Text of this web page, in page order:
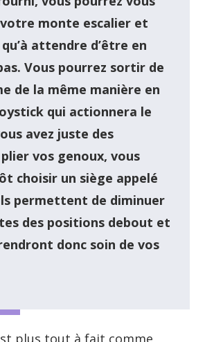
monte escalier et
qu’à attendre d’être en
Vous pourrez sortir de
de la même manière en
qui actionnera le
avez juste des
vos genoux, vous
choisir un siège appelé
permettent de diminuer
des positions debout et
donc soin de vos